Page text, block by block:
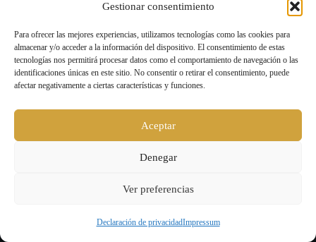
Gestionar consentimiento
Para ofrecer las mejores experiencias, utilizamos tecnologías como las cookies para
almacenar y/o acceder a la información del dispositivo. El consentimiento de estas
tecnologías nos permitirá procesar datos como el comportamiento de navegación o las
identificaciones únicas en este sitio. No consentir o retirar el consentimiento, puede
afectar negativamente a ciertas características y funciones.
Aceptar
Denegar
Ver preferencias
Declaración de privacidadImpressum
Aviso legal y política de privacidad